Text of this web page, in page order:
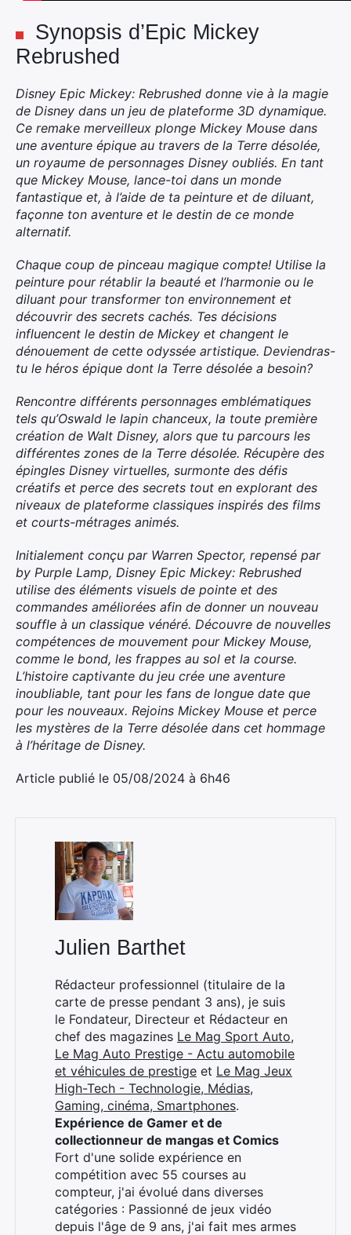
Synopsis d’Epic Mickey
Rebrushed
Disney Epic Mickey: Rebrushed donne vie à la magie
de Disney dans un jeu de plateforme 3D dynamique.
Ce remake merveilleux plonge Mickey Mouse dans
une aventure épique au travers de la Terre désolée,
un royaume de personnages Disney oubliés. En tant
que Mickey Mouse, lance-toi dans un monde
fantastique et, à l’aide de ta peinture et de diluant,
façonne ton aventure et le destin de ce monde
alternatif.
Chaque coup de pinceau magique compte! Utilise la
peinture pour rétablir la beauté et l’harmonie ou le
diluant pour transformer ton environnement et
découvrir des secrets cachés. Tes décisions
influencent le destin de Mickey et changent le
dénouement de cette odyssée artistique. Deviendras-
tu le héros épique dont la Terre désolée a besoin?
Rencontre différents personnages emblématiques
tels qu’Oswald le lapin chanceux, la toute première
création de Walt Disney, alors que tu parcours les
différentes zones de la Terre désolée. Récupère des
épingles Disney virtuelles, surmonte des défis
créatifs et perce des secrets tout en explorant des
niveaux de plateforme classiques inspirés des films
et courts-métrages animés.
Initialement conçu par Warren Spector, repensé par
by Purple Lamp, Disney Epic Mickey: Rebrushed
utilise des éléments visuels de pointe et des
commandes améliorées afin de donner un nouveau
souffle à un classique vénéré. Découvre de nouvelles
compétences de mouvement pour Mickey Mouse,
comme le bond, les frappes au sol et la course.
L’histoire captivante du jeu crée une aventure
inoubliable, tant pour les fans de longue date que
pour les nouveaux. Rejoins Mickey Mouse et perce
les mystères de la Terre désolée dans cet hommage
à l’héritage de Disney.
Article publié le 05/08/2024 à 6h46
Julien Barthet
Rédacteur professionnel (titulaire de la
carte de presse pendant 3 ans), je suis
le Fondateur, Directeur et Rédacteur en
chef des magazines Le Mag Sport Auto,
Le Mag Auto Prestige - Actu automobile
et véhicules de prestige et Le Mag Jeux
High-Tech - Technologie, Médias,
Gaming, cinéma, Smartphones.
Expérience de Gamer et de
collectionneur de mangas et Comics
Fort d'une solide expérience en
compétition avec 55 courses au
compteur, j'ai évolué dans diverses
catégories : Passionné de jeux vidéo
depuis l'âge de 9 ans, j'ai fait mes armes